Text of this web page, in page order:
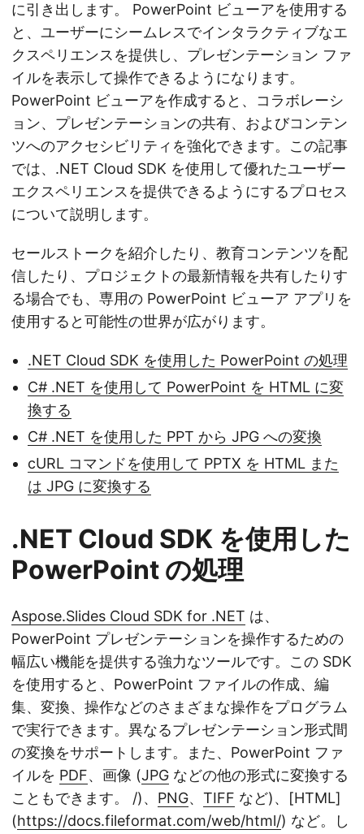
に引き出します。 PowerPoint ビューアを使用する
と、ユーザーにシームレスでインタラクティブなエ
クスペリエンスを提供し、プレゼンテーション ファ
イルを表示して操作できるようになります。
PowerPoint ビューアを作成すると、コラボレーシ
ョン、プレゼンテーションの共有、およびコンテン
ツへのアクセシビリティを強化できます。この記事
では、.NET Cloud SDK を使用して優れたユーザー
エクスペリエンスを提供できるようにするプロセス
について説明します。
セールストークを紹介したり、教育コンテンツを配
信したり、プロジェクトの最新情報を共有したりす
る場合でも、専用の PowerPoint ビューア アプリを
使用すると可能性の世界が広がります。
.NET Cloud SDK を使用した PowerPoint の処理
C# .NET を使用して PowerPoint を HTML に変
換する
C# .NET を使用した PPT から JPG への変換
cURL コマンドを使用して PPTX を HTML また
は JPG に変換する
.NET Cloud SDK を使用した
PowerPoint の処理
Aspose.Slides Cloud SDK for .NET は、
PowerPoint プレゼンテーションを操作するための
幅広い機能を提供する強力なツールです。この SDK
を使用すると、PowerPoint ファイルの作成、編
集、変換、操作などのさまざまな操作をプログラム
で実行できます。異なるプレゼンテーション形式間
の変換をサポートします。また、PowerPoint ファ
イルを PDF、画像 (JPG などの他の形式に変換する
こともできます。 /)、 PNG、 TIFF など)、[HTML]
(https://docs.fileformat.com/web/html/) など。し